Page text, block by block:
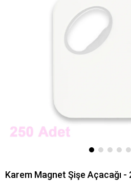
Karem Magnet Şişe Açacağı -